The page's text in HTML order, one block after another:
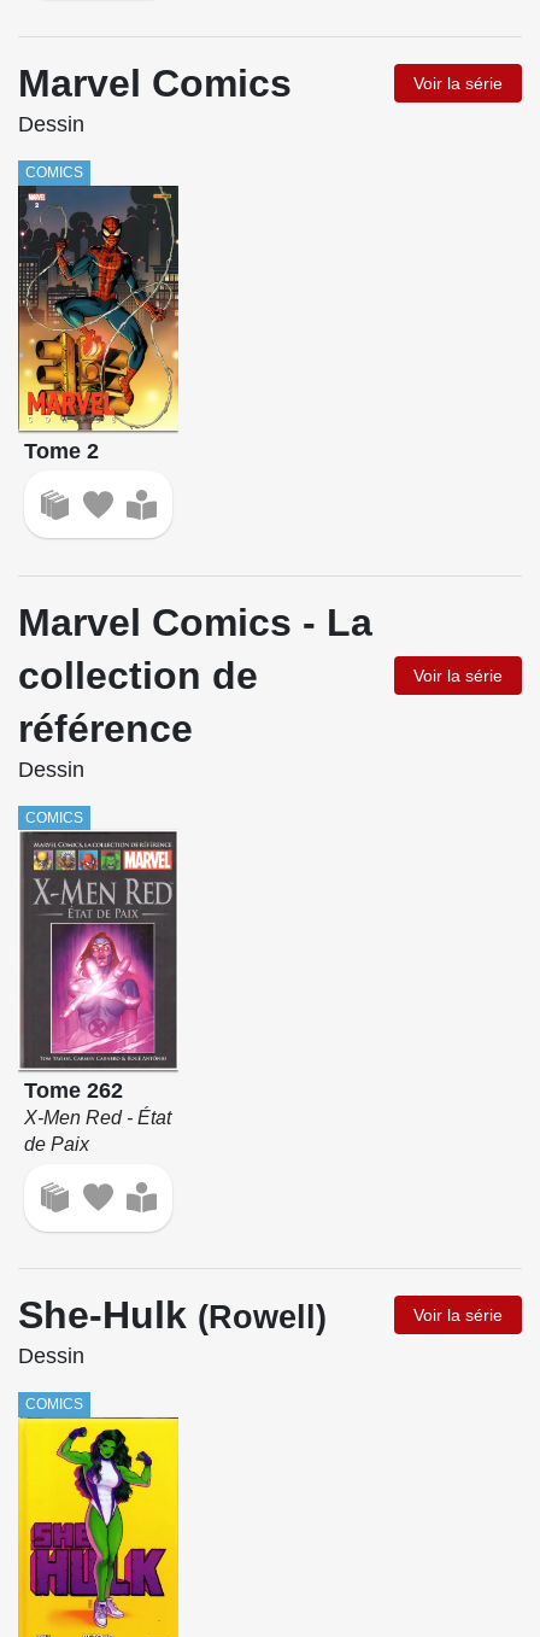
Marvel Comics Voir la série
Dessin
COMICS
Tome 2
Marvel Comics - La
collection de
référence
Voir la série
Dessin
COMICS
Tome 262
X-Men Red - État
de Paix
She-Hulk (Rowell) Voir la série
Dessin
COMICS